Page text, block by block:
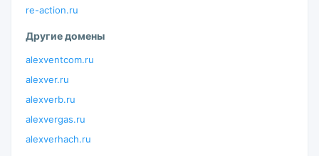
re-action.ru
Другие домены
alexventcom.ru
alexver.ru
alexverb.ru
alexvergas.ru
alexverhach.ru